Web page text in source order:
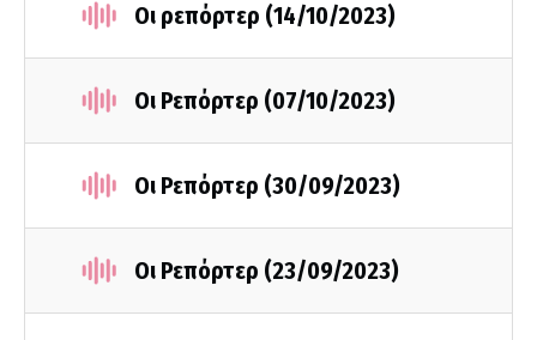
Οι ρεπόρτερ (14/10/2023)
Οι Ρεπόρτερ (07/10/2023)
Οι Ρεπόρτερ (30/09/2023)
Οι Ρεπόρτερ (23/09/2023)